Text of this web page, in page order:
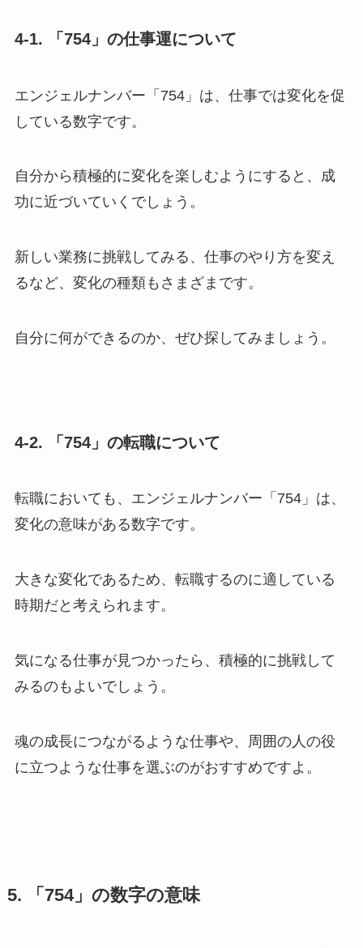
4-1. 「754」の仕事運について
エンジェルナンバー「754」は、仕事では変化を促
している数字です。
自分から積極的に変化を楽しむようにすると、成
功に近づいていくでしょう。
新しい業務に挑戦してみる、仕事のやり方を変え
るなど、変化の種類もさまざまです。
自分に何ができるのか、ぜひ探してみましょう。
4-2. 「754」の転職について
転職においても、エンジェルナンバー「754」は、
変化の意味がある数字です。
大きな変化であるため、転職するのに適している
時期だと考えられます。
気になる仕事が見つかったら、積極的に挑戦して
みるのもよいでしょう。
魂の成長につながるような仕事や、周囲の人の役
に立つような仕事を選ぶのがおすすめですよ。
5. 「754」の数字の意味